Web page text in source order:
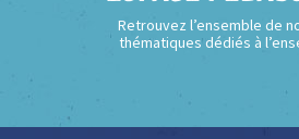
Retrouvez l’ensemble de
thématiques dédiés à